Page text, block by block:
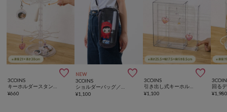

3COINS
¥660
NEW 
3COINS
¥1,100

3COINS
引き出し式キーホルダーケース／コレクション収納
¥1,100 ¥